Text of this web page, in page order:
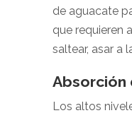
de aguacate
que requieren
saltear, asar a
Absorción
Los altos